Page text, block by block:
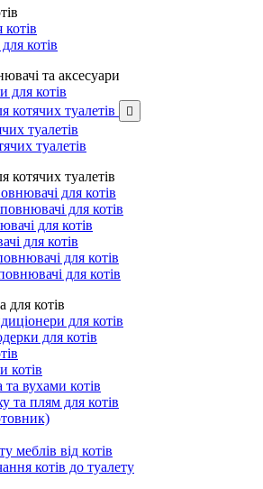
котів
та аксесуари
для котів
котячих туалетів

туалетів
туалетів
котячих туалетів
для котів
для котів
для котів
для котів
для котів
для котів
для котів
для котів
для котів
котів
вухами котів
та плям для котів
меблів від котів
котів до туалету